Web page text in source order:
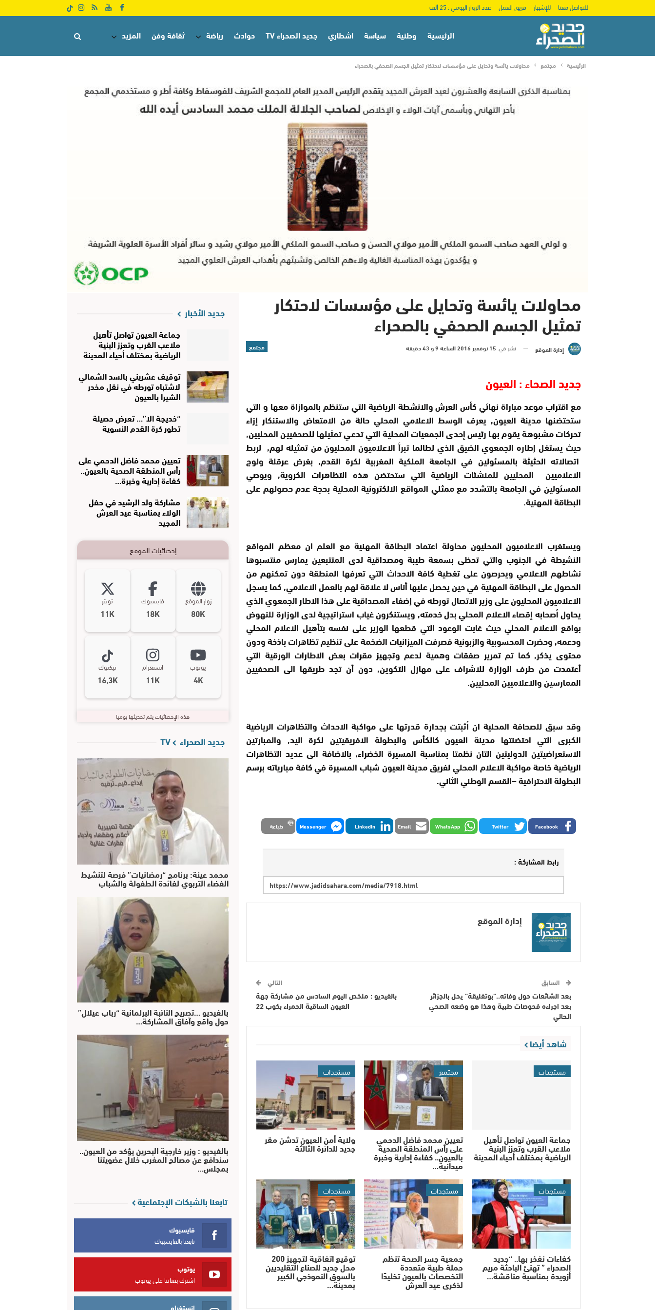
للتواصل معنا للإشهار فريق العمل عدد الزوار اليومي : 25 ألف
الرئيسية وطنية سياسة اشطاري جديد الصحراء TV حوادث رياضة ثقافة وفن المزيد
الرئيسية مجتمع محاولات يائسة وتحايل على مؤسسات لاحتكار تمثيل الجسم الصحفي بالصحراء‎
محاولات يائسة وتحايل على مؤسسات لاحتكار
تمثيل الجسم الصحفي بالصحراء‎
مجتمع إدارة الموقع نشر في 15 نوفمبر 2016 الساعة 9 و 43 دقيقة
جديد الصحاء : العيون
مع اقتراب موعد مباراة نهائي كأس العرش والانشطة الرياضية التي ستنظم بالموازاة معها و التي
ستحتضنها مدينة العيون, يعرف الوسط الاعلامي المحلي حالة من الامتعاض والاستنكار إزاء
تحركات مشبوهة يقوم بها رئيس إحدى الجمعيات المحلية التي تدعي تمثيلها للصحفيين المحليين,
حيث يستغل إطاره الجمعوي الضيق الذي لطالما تبرأ الاعلاميون المحليون من تمثيله لهم, لربط
اتصالاته الحثيثة بالمسئولين في الجامعة الملكية المغربية لكرة القدم, بغرض عرقلة ولوج
الاعلاميين المحليين للمنشئات الرياضية التي ستحتضن هذه التظاهرات الكروية, ويوصي
المسئولين في الجامعة بالتشدد مع ممثلي المواقع الالكترونية المحلية بحجة عدم حصولهم على
البطاقة المهنية.
ويستغرب الاعلاميون المحليون محاولة اعتماد البطاقة المهنية مع العلم ان معظم المواقع
النشيطة في الجنوب والتي تحظى بسمعة طيبة ومصداقية لدى المتتبعين يمارس منتسبوها
نشاطهم الاعلامي ويحرصون على تغطية كافة الاحداث التي تعرفها المنطقة دون تمكنهم من
الحصول على البطاقة المهنية في حين يحصل عليها أناس لا علاقة لهم بالعمل الاعلامي, كما يسجل
الاعلاميون المحليون على وزير الاتصال تورطه في إضفاء المصداقية على هذا الاطار الجمعوي الذي
يحاول أصحابه إقصاء الاعلام المحلي بدل خدمته, ويستنكرون غياب استراتيجية لدى الوزارة للنهوض
بواقع الاعلام المحلي حيث غابت الوعود التي قطعها الوزير على نفسه بتأهيل الاعلام المحلي
ودعمه, وحضرت المحسوبية والزبونية فصرفت الميزانيات الضخمة على تنظيم تظاهرات باذخة ودون
محتوى يذكر, كما تم تمرير صفقات وهمية لدعم وتجهيز مقرات بعض الاطارات الورقية التي
أعتمدت من طرف الوزارة للاشراف على مهازل التكوين, دون أن تجد طريقها الى الصحفيين
الممارسين والاعلاميين المحليين.
وقد سبق للصحافة المحلية ان أثبتت بجدارة قدرتها على مواكبة الاحداث والتظاهرات الرياضية
الكبرى التي احتضنتها مدينة العيون كالكأس والبطولة الافريقيتين لكرة اليد, والمبارتين
الاستعراضيتين الدوليتين التان نظمتا بمناسبة المسيرة الخضراء, بالاضافة الى عديد التظاهرات
الرياضية خاصة مواكبة الاعلام المحلي لفريق مدينة العيون شباب المسيرة في كافة مبارياته برسم
البطولة الاحترافية –القسم الوطني الثاني.
Facebook
Twitter
WhatsApp
Email
LinkedIn
Messenger طباعة
رابط المشاركة :
إدارة الموقع
السابق
بعد الشائعات حول وفاته..”بوتفليقة” يحل بالجزائر
بعد اجراءه فحوصات طبية وهذا هو وضعه الصحي
الحالي
التالي
بالفيديو : ملخص اليوم السادس من مشاركة جهة
العيون الساقية الحمراء بكوب 22
شاهد أيضا
مستجدات
جماعة العيون تواصل تأهيل
ملاعب القرب وتعزز البنية
الرياضية بمختلف أحياء المدينة
مجتمع
تعيين محمد فاضل الدحمي
على رأس المنطقة الصحية
بالعيون.. كفاءة إدارية وخبرة
ميدانية…
مستجدات
ولاية أمن العيون تدشن مقر
جديد للدائرة الثالثة
مستجدات
كفاءات نفخر بها.. “جديد
الصحراء ” تهنئ الباحثة مريم
أزويدة بمناسبة مناقشة…
مستجدات
جمعية جسر الصحة تنظم
حملة طبية متعددة
التخصصات بالعيون تخليدًا
لذكرى عيد العرش
مستجدات
توقيع اتفاقية لتجهيز 200
محل جديد للصناع التقليديين
بالسوق النموذجي الكبير
بمدينة…
جديد الأخبار
جماعة العيون تواصل تأهيل
ملاعب القرب وتعزز البنية
الرياضية بمختلف أحياء المدينة
توقيف عشريني بالسد الشمالي
لاشتباه تورطه في نقل مخدر
الشيرا بالعيون
“خديجة الا”… تعرض حصيلة
تطور كرة القدم النسوية
تعيين محمد فاضل الدحمي على
رأس المنطقة الصحية بالعيون..
كفاءة إدارية وخبرة…
مشاركة ولد الرشيد في حفل
الولاء بمناسبة عيد العرش
المجيد
إحصائيات الموقع
زوار الموقع
80K
فايسبوك
18K
تويتر
11K
يوتوب
4K
انستغرام
11K
تيكتوك
16,3K
هذه الإحصائيات يتم تحديثها يوميا
جديد الصحراء TV
محمد عينة: برنامج “رمضانيات” فرصة لتنشيط
الفضاء التربوي لفائدة الطفولة والشباب
بالفيديو …تصريح النائبة البرلمانية “رباب عيلال”
حول واقع وآفاق المشاركة…
بالفيديو : وزير خارجية البحرين يؤكد من العيون..
سندافع عن مصالح المغرب خلال عضويتنا
بمجلس…
تابعنا بالشبكات الإجتماعية
فايسبوك
تابعنا بالفايسبوك
يوتوب
اشترك بقناتنا على يوتوب